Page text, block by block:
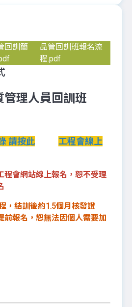
回訓簡
品管回訓班報名流
程.pdf
管理人員回訓班
請按此
工程會線上
程會網站線上報名，恕不受理
，結訓後約1.5個月核發證
前報名，恕無法因個人需要加